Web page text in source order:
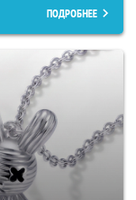
ПОДРОБНЕЕ